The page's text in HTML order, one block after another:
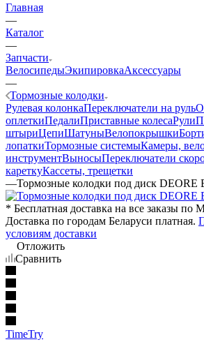
Главная
—
Каталог
—
Запчасти
ВелосипедыЭкипировкаАксессуары
—
Тормозные колодки
Рулевая колонкаПереключатели на руль
оплеткиПедалиПриставные колесаРули
штыриЦепиШатуныВелопокрышки
лопаткиТормозные системыКамеры,
инструментВыносыПереключатели
кареткуКассеты, трещетки
—Тормозные колодки под диск DEORE
* Бесплатная доставка на все заказы по
Доставка по городам Беларуси платная.
условиям доставки
Отложить
Сравнить
TimeTry